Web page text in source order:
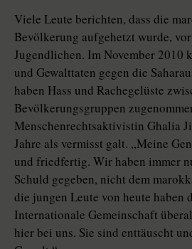
Viele Leute berichten, dass die
Bevölkerung aufgehetzt wurde,
Jugendlichen. Im November 2010
und Gewalttaten gegen die
haben Hass und Rachegelüste
Bevölkerungsgruppen
Menschenrechtsaktivistin Ghalia
Jahre als vermisst galt. „Meine
und friedfertig. Wir haben immer
Schuld gegeben, nicht dem
die jungen Leute von heute haben
Internationale Gemeinschaft
hier bei uns. Sie sind enttäuscht